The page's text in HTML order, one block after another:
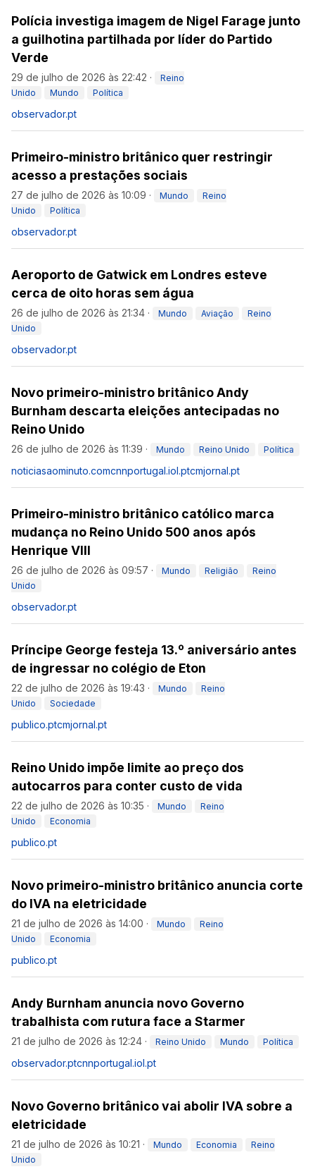
Polícia investiga imagem de Nigel Farage junto
a guilhotina partilhada por líder do Partido
Verde
29 de julho de 2026 às 22:42 ·
Reino
Unido
Mundo Política
observador.pt
Primeiro-ministro britânico quer restringir
acesso a prestações sociais
27 de julho de 2026 às 10:09 · Mundo
Reino
Unido
Política
observador.pt
Aeroporto de Gatwick em Londres esteve
cerca de oito horas sem água
26 de julho de 2026 às 21:34 · Mundo Aviação
Reino
Unido
observador.pt
Novo primeiro-ministro britânico Andy
Burnham descarta eleições antecipadas no
Reino Unido
26 de julho de 2026 às 11:39 · Mundo Reino Unido Política
noticiasaominuto.comcnnportugal.iol.ptcmjornal.pt
Primeiro-ministro britânico católico marca
mudança no Reino Unido 500 anos após
Henrique VIII
26 de julho de 2026 às 09:57 · Mundo Religião
Reino
Unido
observador.pt
Príncipe George festeja 13.º aniversário antes
de ingressar no colégio de Eton
22 de julho de 2026 às 19:43 · Mundo
Reino
Unido
Sociedade
publico.ptcmjornal.pt
Reino Unido impõe limite ao preço dos
autocarros para conter custo de vida
22 de julho de 2026 às 10:35 · Mundo
Reino
Unido
Economia
publico.pt
Novo primeiro-ministro britânico anuncia corte
do IVA na eletricidade
21 de julho de 2026 às 14:00 · Mundo
Reino
Unido
Economia
publico.pt
Andy Burnham anuncia novo Governo
trabalhista com rutura face a Starmer
21 de julho de 2026 às 12:24 · Reino Unido Mundo Política
observador.ptcnnportugal.iol.pt
Novo Governo britânico vai abolir IVA sobre a
eletricidade
21 de julho de 2026 às 10:21 · Mundo Economia
Reino
Unido